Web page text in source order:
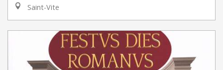
Saint-Vite